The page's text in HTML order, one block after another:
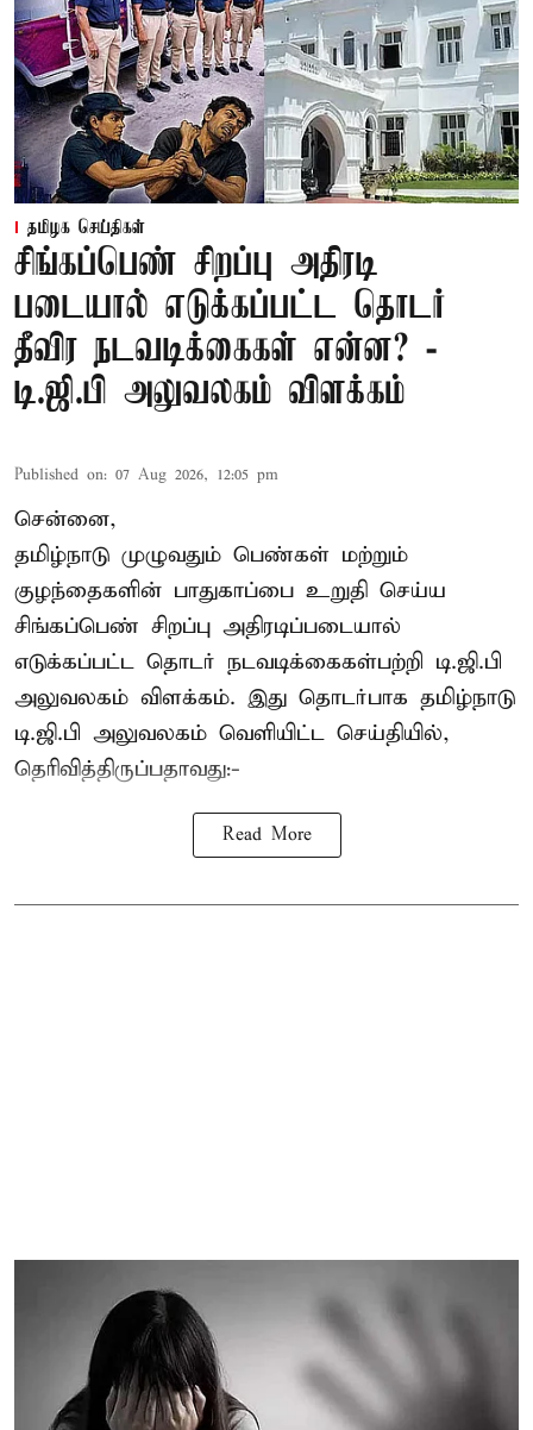
தமிழக செய்திகள்
சிங்கப்பெண் சிறப்பு அதிரடி
படையால் எடுக்கப்பட்ட தொடர்
தீவிர நடவடிக்கைகள் என்ன? -
டி.ஜி.பி அலுவலகம் விளக்கம்
Published on: 07 Aug 2026, 12:05 pm
சென்னை,
தமிழ்நாடு முழுவதும் பெண்கள் மற்றும்
குழந்தைகளின் பாதுகாப்பை உறுதி செய்ய
சிங்கப்பெண் சிறப்பு அதிரடிப்படையால்
எடுக்கப்பட்ட தொடர் நடவடிக்கைகள்பற்றி டி.ஜி.பி
அலுவலகம் விளக்கம். இது தொடர்பாக தமிழ்நாடு
டி.ஜி.பி அலுவலகம் வெளியிட்ட செய்தியில்,
தெரிவித்திருப்பதாவது:-
Read More